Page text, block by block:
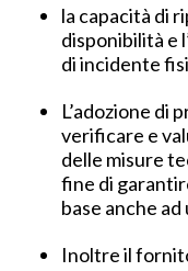
la capacità di
disponibilità e
di incidente
L’adozione di
verificare e
delle misure
fine di
base anche
Inoltre il